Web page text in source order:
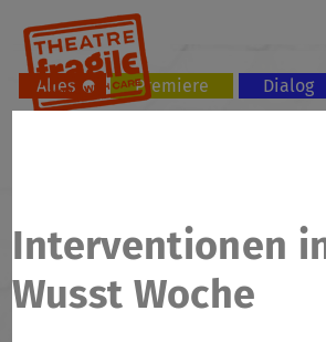
Alles Premiere Dialog
Interventionen
Wusst Woche